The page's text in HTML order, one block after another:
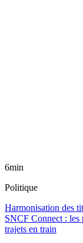
6min
Politique
Harmonisation des
SNCF Connect : les
trajets en train